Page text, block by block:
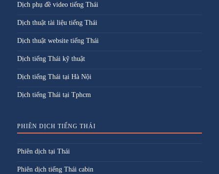
Dịch phụ đề video tiếng Thái
Dịch thuật tài liệu tiếng Thái
Dịch thuật website tiếng Thái
Dịch tiếng Thái kỹ thuật
Dịch tiếng Thái tại Hà Nội
Dịch tiếng Thái tại Tphcm
PHIÊN DỊCH TIẾNG THÁI
Phiên dịch tại Thái
Phiên dịch tiếng Thái cabin